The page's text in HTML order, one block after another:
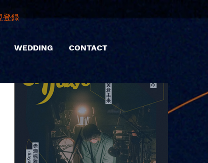
登録
WEDDING CONTACT